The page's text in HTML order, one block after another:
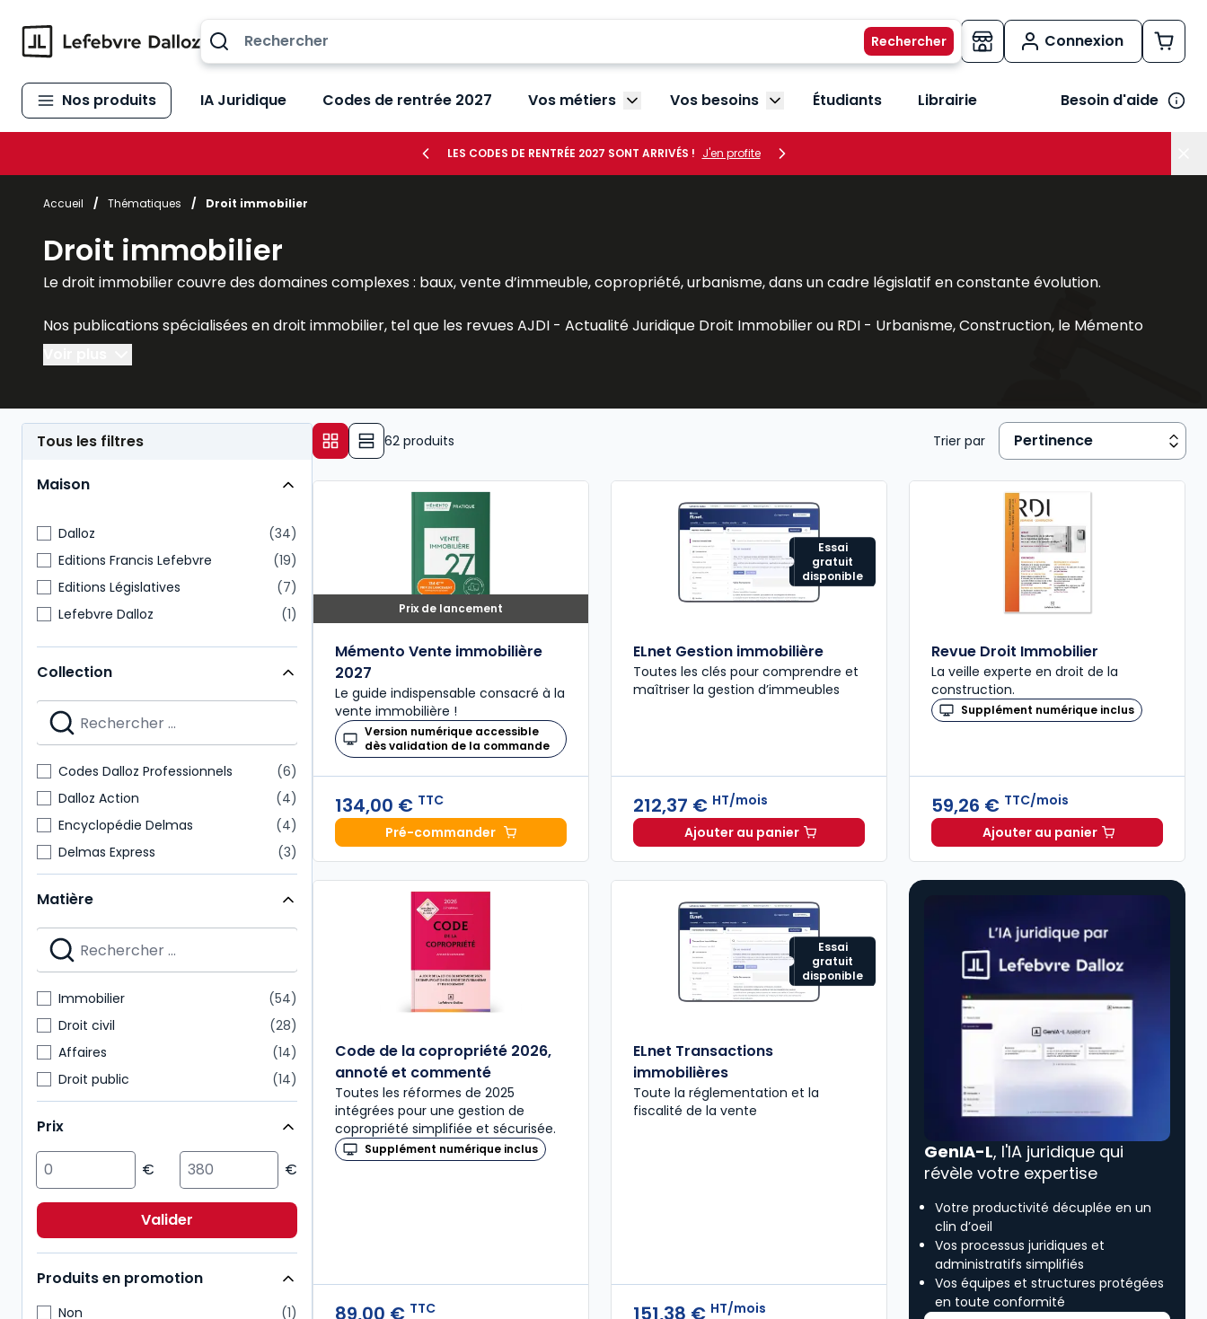
Connexion
Nos produits IA Juridique Codes de rentrée 2027 Vos métiers Afficher le sous-menu Vos métiers
Vos besoins Afficher le sous-menu Vos besoins
Étudiants Librairie Besoin d'aide
LES CODES DE RENTRÉE 2027 SONT ARRIVÉS ! J'en profite
Accueil / Thématiques / Droit immobilier
Droit immobilier
Le droit immobilier couvre des domaines complexes : baux, vente d’immeuble, copropriété, urbanisme, dans un cadre législatif en constante évolution.
Nos publications spécialisées en droit immobilier, tel que les revues AJDI - Actualité Juridique Droit Immobilierou RDI - Urbanisme, Construction, le Mémento
Gestion immobili
Code des baux
Tous les filtres
Maison
Dalloz
34
Editions Francis Lefebvre
19
Editions Législatives
7
Lefebvre Dalloz
1
Collection
Codes Dalloz Professionnels
6
Dalloz Action
4
Encyclopédie Delmas
4
Delmas Express
3
Mémentos pratiques
3
Thèmes et commentaires
3
Cours
2
Dossiers pratiques
Matière
Immobilier
54
Droit civil
28
Affaires
14
Droit public
14
Fiscal
13
Environnement
12
12
Action sociale
Multimatières
Social
6
Prix
Valider
Produits en promotion
Non 1
62 produits Trier par
Prix de lancement
Mémento Vente immobilière
2027
Le guide indispensable consacré à la
vente immobilière !
Version numérique accessible
dès validation de la commande
134,00 € TTC
Pré-commanderMémento Vente immobilière 2027 à 134,00 € TTC
Essai
gratuit
disponible
ELnet Gestion immobilière
Toutes les clés pour comprendre et
maîtriser la gestion d’immeubles
212,37 € HT/mois
Ajouter au panierELnet Gestion immobilière à 212,37 €HT/mois
Revue Droit Immobilier
La veille experte en droit de la
construction.
Supplément numérique inclus
59,26 € TTC/mois
Ajouter au panierRevue Droit Immobilier
Code de la copropriété 2026,
annoté et commenté
Toutes les réformes de 2025
intégrées pour une gestion de
copropriété simplifiée et sécurisée.
Supplément numérique inclus
89,00 € TTC
Essai
gratuit
disponible
ELnet Transactions
immobilières
Toute la réglementation et la
fiscalité de la vente
151,38 € HT/mois
GenIA-L, l'IA juridique qui
révèle votre expertise
Votre productivité décuplée en un
clin d’oeil
Vos processus juridiques et
administratifs simplifiés
Vos équipes et structures protégées
en toute conformité